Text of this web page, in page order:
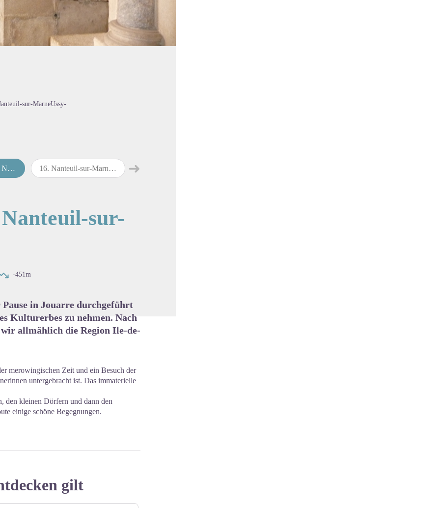
sur-MarneUssy-
16.Nanteuil-sur-Marne nach Château-Thierry ➜map.drawer.next
sur-
-451m
Pause in Jouarre durchgeführt
Kulturerbes zu nehmen. Nach
allmählich die Region Ile-de-
merowingischen Zeit und ein Besuch der
untergebracht ist. Das immaterielle
den kleinen Dörfern und dann den
einige schöne Begegnungen.
gilt